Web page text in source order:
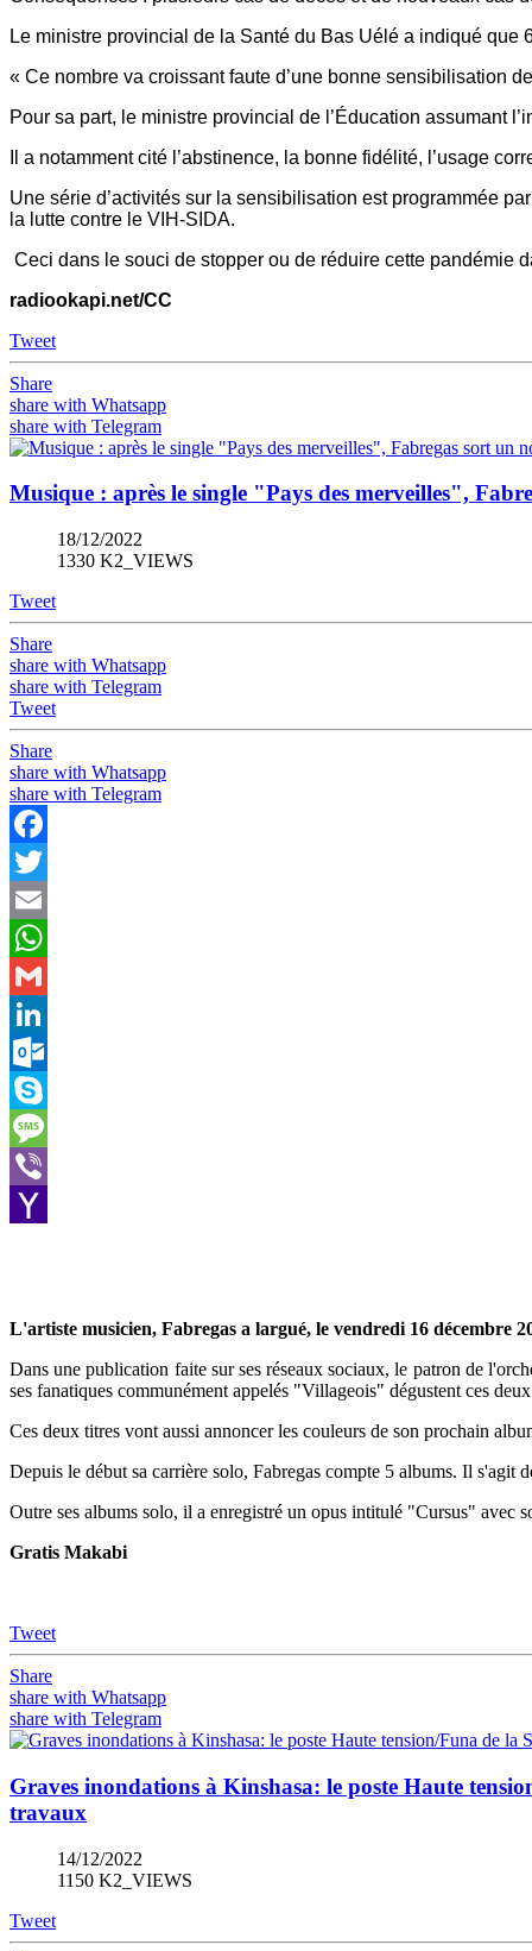
Le ministre provincial de la Santé du Bas Uélé a indiqué
« Ce nombre va croissant faute d’une bonne sensibilisation
Pour sa part, le ministre provincial de l’Éducation assumant
Il a notamment cité l’abstinence, la bonne fidélité, l’usage
Une série d’activités sur la sensibilisation est programmée
la lutte contre le VIH-SIDA.
Ceci dans le souci de stopper ou de réduire cette pandémie
radiookapi.net/CC
Tweet
Share
share with Whatsapp
share with Telegram
Musique : après le single "Pays des merveilles",
18/12/2022
1330 K2_VIEWS
Tweet
Share
share with Whatsapp
share with Telegram
Tweet
Share
share with Whatsapp
share with Telegram
Facebook
Twitter
Email
WhatsApp
Gmail
LinkedIn
Outlook.com
Skype
Message
Viber
L'artiste musicien, Fabregas a largué, le vendredi 16 décembre
Dans une publication faite sur ses réseaux sociaux, le patron de
ses fanatiques communément appelés "Villageois" dégustent ces
Ces deux titres vont aussi annoncer les couleurs de son prochain
Depuis le début sa carrière solo, Fabregas compte 5 albums. Il
Outre ses albums solo, il a enregistré un opus intitulé "Cursus" avec
Gratis Makabi
Tweet
Share
share with Whatsapp
share with Telegram
Graves inondations à Kinshasa: le poste Haute
travaux
14/12/2022
1150 K2_VIEWS
Tweet